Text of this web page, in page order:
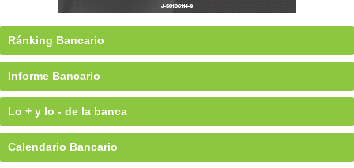
Ránking Bancario
Informe Bancario
Lo + y lo - de la banca
Calendario Bancario